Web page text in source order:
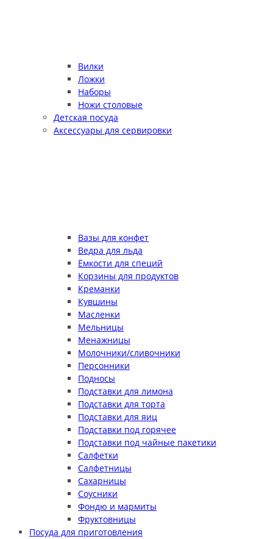
Вилки
Ложки
Наборы
Ножи столовые
Детская посуда
Аксессуары для сервировки
Вазы для конфет
Ведра для льда
Ёмкости для специй
Корзины для продуктов
Креманки
Кувшины
Масленки
Мельницы
Менажницы
Молочники/сливочники
Персонники
Подносы
Подставки для лимона
Подставки для торта
Подставки для яиц
Подставки под горячее
Подставки под чайные пакетики
Салфетки
Салфетницы
Сахарницы
Соусники
Фондю и мармиты
Фруктовницы
Посуда для приготовления